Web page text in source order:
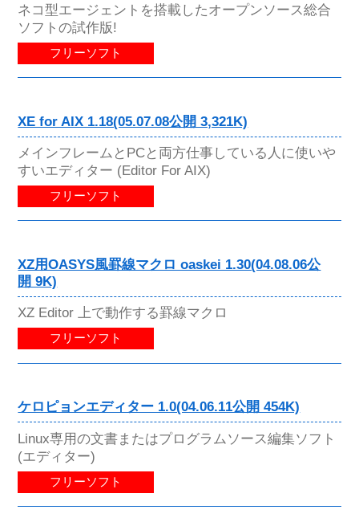
ネコ型エージェントを搭載したオープンソース総合
ソフトの試作版!
フリーソフト
XE for AIX 1.18(05.07.08公開 3,321K)
メインフレームとPCと両方仕事している人に使いや
すいエディター (Editor For AIX)
フリーソフト
XZ用OASYS風罫線マクロ oaskei 1.30(04.08.06公
開 9K)
XZ Editor 上で動作する罫線マクロ
フリーソフト
ケロピョンエディター 1.0(04.06.11公開 454K)
Linux専用の文書またはプログラムソース編集ソフト
(エディター)
フリーソフト